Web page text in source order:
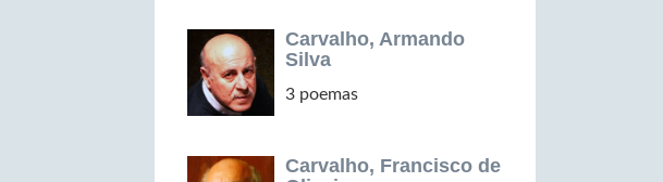
Carvalho, Armando
Silva
3 poemas
Carvalho, Francisco de